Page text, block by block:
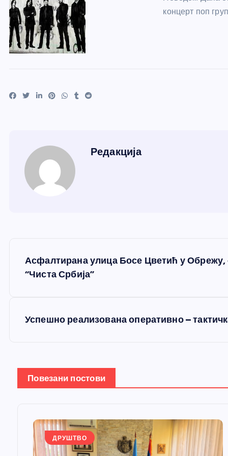
концерт поп
Редакција
а
њ
Асфалтирана улица Босе Цветић у Обрежу,
“Чиста Србија”
Успешно реализована оперативно –
Повезани постови
ДРУШТВО